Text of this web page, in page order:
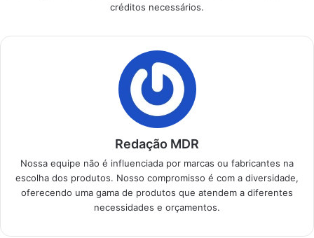
créditos necessários.
Redação MDR
Nossa equipe não é influenciada por marcas ou fabricantes na
escolha dos produtos. Nosso compromisso é com a diversidade,
oferecendo uma gama de produtos que atendem a diferentes
necessidades e orçamentos.